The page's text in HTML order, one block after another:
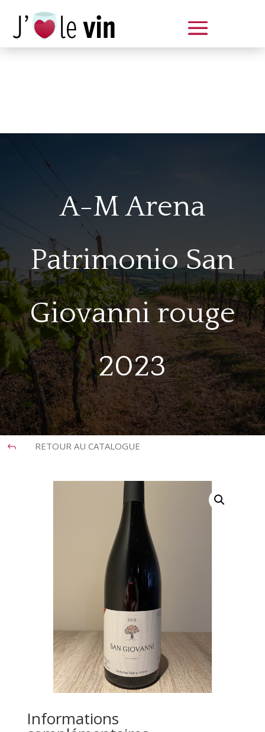
A-M Arena
Patrimonio San
Giovanni rouge
2023
J RETOUR AU CATALOGUE
Informations